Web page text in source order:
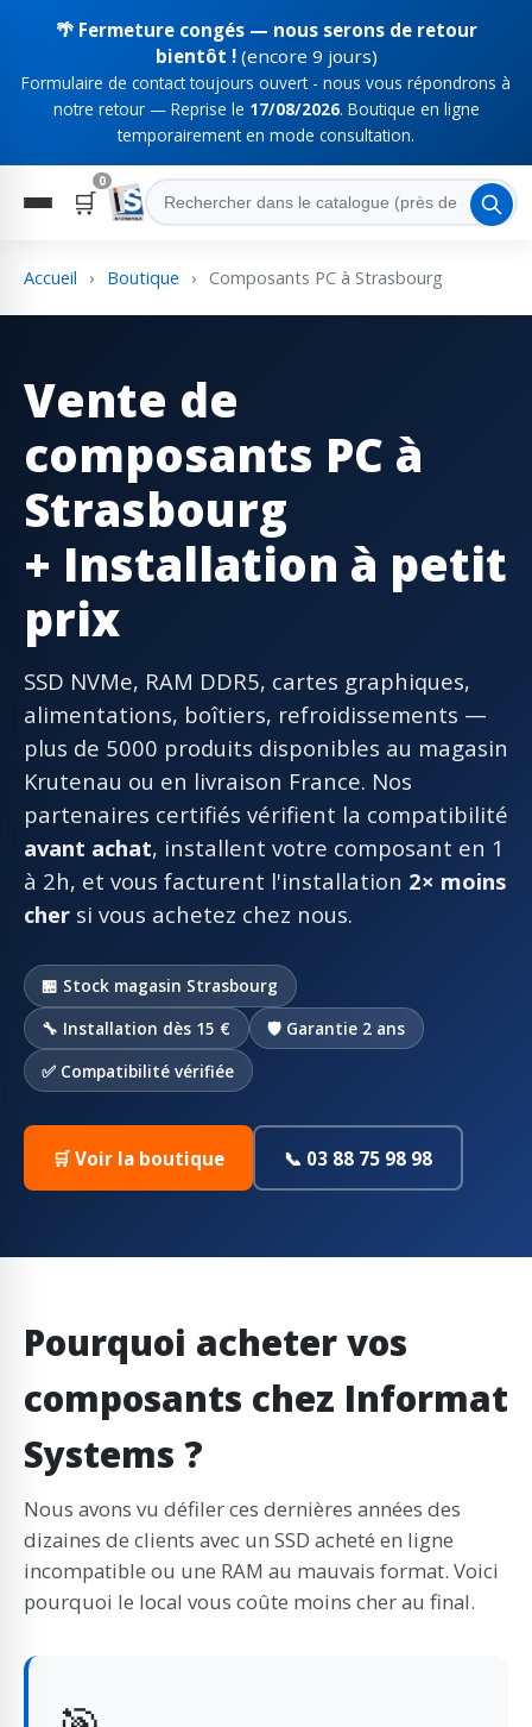
🌴 Fermeture congés — nous serons de retour
bientôt !(encore 9 jours)
Formulaire de contact toujours ouvert - nous vous répondrons à
notre retour — Reprise le 17/08/2026. Boutique en ligne
temporairement en mode consultation.
🛒
0
Accueil › Boutique › Composants PC à Strasbourg
Vente de
composants PC à
Strasbourg
+ Installation à petit
prix
SSD NVMe, RAM DDR5, cartes graphiques,
alimentations, boîtiers, refroidissements —
plus de 5000 produits disponibles au magasin
Krutenau ou en livraison France. Nos
partenaires certifiés vérifient la compatibilité
avant achat, installent votre composant en 1
à 2h, et vous facturent l'installation 2× moins
cher si vous achetez chez nous.
🏪 Stock magasin Strasbourg
🔧 Installation dès 15 €
🛡️ Garantie 2 ans
✅ Compatibilité vérifiée
🛒 Voir la boutique 📞 03 88 75 98 98
Pourquoi acheter vos
composants chez Informat
Systems ?
Nous avons vu défiler ces dernières années des
dizaines de clients avec un SSD acheté en ligne
incompatible ou une RAM au mauvais format. Voici
pourquoi le local vous coûte moins cher au final.